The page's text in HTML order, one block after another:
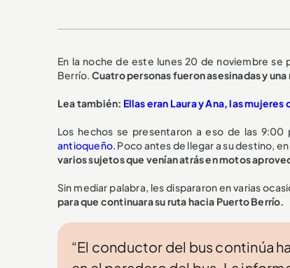
En la noche de este lunes 20 de noviembre
Berrío. Cuatro personas fueron asesinadas y
Lea también: Ellas eran Laura y Ana, las
Los hechos se presentaron a eso de las 9:00
antioqueño. Poco antes de llegar a su destino,
varios sujetos que venían atrás en motos
Sin mediar palabra, les dispararon en varias
para que continuara su ruta hacia Puerto Berrío.
“El conductor del bus continúa